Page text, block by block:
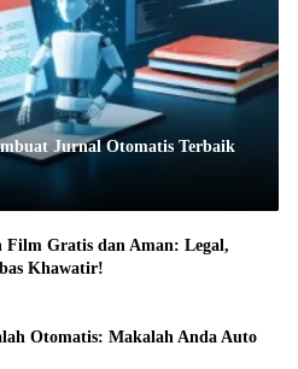
Jurnal Otomatis Terbaik
Film Gratis dan Aman: Legal,
Khawatir!
Otomatis: Makalah Anda Auto